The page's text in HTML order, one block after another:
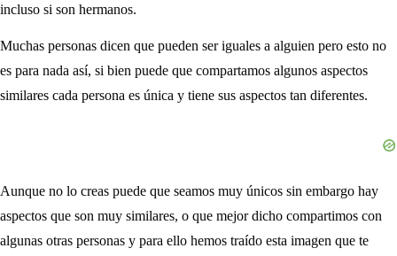
incluso si son hermanos.
Muchas personas dicen que pueden ser iguales a alguien pero esto no
es para nada así, si bien puede que compartamos algunos aspectos
similares cada persona es única y tiene sus aspectos tan diferentes.
Aunque no lo creas puede que seamos muy únicos sin embargo hay
aspectos que son muy similares, o que mejor dicho compartimos con
algunas otras personas y para ello hemos traído esta imagen que te